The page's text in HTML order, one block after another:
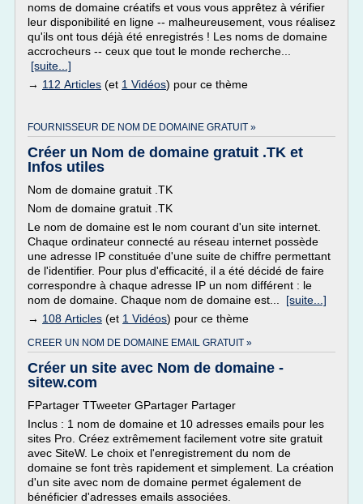
noms de domaine créatifs et vous vous apprêtez à vérifier
leur disponibilité en ligne -- malheureusement, vous réalisez
qu'ils ont tous déjà été enregistrés ! Les noms de domaine
accrocheurs -- ceux que tout le monde recherche...
[suite...]
→ 112 Articles (et 1 Vidéos) pour ce thème
FOURNISSEUR DE NOM DE DOMAINE GRATUIT »
Créer un Nom de domaine gratuit .TK et
Infos utiles
Nom de domaine gratuit .TK
Nom de domaine gratuit .TK
Le nom de domaine est le nom courant d'un site internet.
Chaque ordinateur connecté au réseau internet possède
une adresse IP constituée d'une suite de chiffre permettant
de l'identifier. Pour plus d'efficacité, il a été décidé de faire
correspondre à chaque adresse IP un nom différent : le
nom de domaine. Chaque nom de domaine est... [suite...]
→ 108 Articles (et 1 Vidéos) pour ce thème
CREER UN NOM DE DOMAINE EMAIL GRATUIT »
Créer un site avec Nom de domaine -
sitew.com
FPartager TTweeter GPartager Partager
Inclus : 1 nom de domaine et 10 adresses emails pour les
sites Pro. Créez extrêmement facilement votre site gratuit
avec SiteW. Le choix et l'enregistrement du nom de
domaine se font très rapidement et simplement. La création
d'un site avec nom de domaine permet également de
bénéficier d'adresses emails associées.